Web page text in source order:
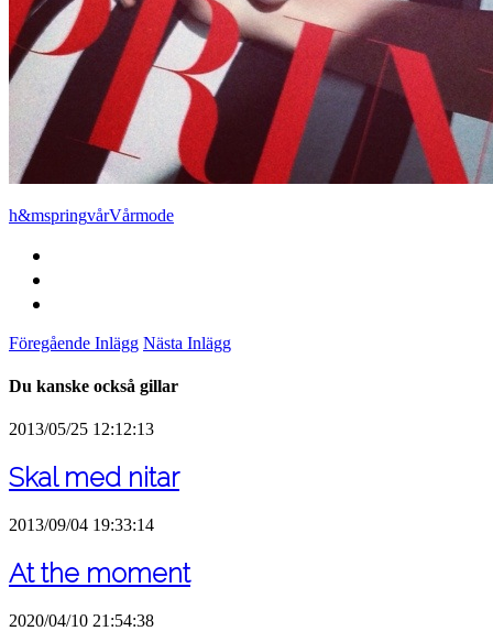
h&mspringvårVårmode
Föregående Inlägg Nästa Inlägg
Du kanske också gillar
2013/05/25 12:12:13
Skal med nitar
2013/09/04 19:33:14
At the moment
2020/04/10 21:54:38